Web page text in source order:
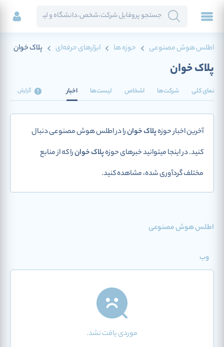
اطلس هوش مصنوعی حوزه ها ابزارهای حرفه‌ای پلاک خوان
پلاک خوان
نمای کلی شرکت‌ها اشخاص لیست‌ها اخبار گزارش
آخرین اخبار حوزهپلاک خوانرا در اطلس هوش مصنوعی دنبال
کنید. در اینجا میتوانید خبرهای حوزهپلاک خوانرا که از منابع
مختلف گردآوری شده، مشاهده کنید.
اطلس هوش مصنوعی
وب
موردی یافت نشد.